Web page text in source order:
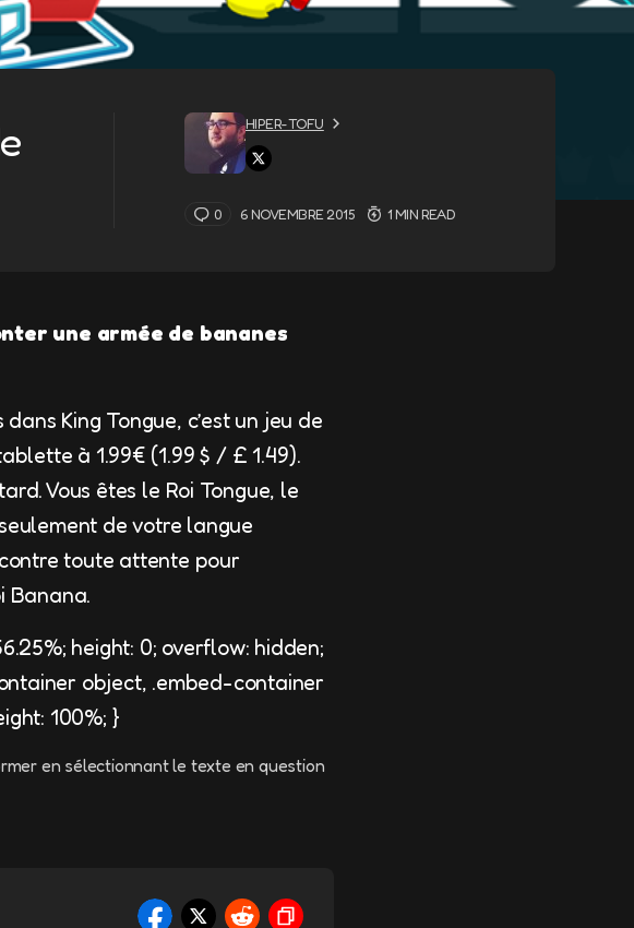
HIPER-TOFU
0 6 NOVEMBRE 2015 1 MIN READ
une armée de bananes
King Tongue, c’est un jeu de
à 1.99€ (1.99 $ / £ 1.49).
Vous êtes le Roi Tongue, le
de votre langue
toute attente pour
Banana.
height: 0; overflow: hidden;
object, .embed-container
100%; }
en sélectionnant le texte en question